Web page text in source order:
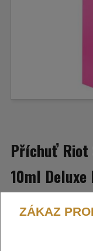
Příchuť Riot
10ml
(Marakuja
ZÁKAZ